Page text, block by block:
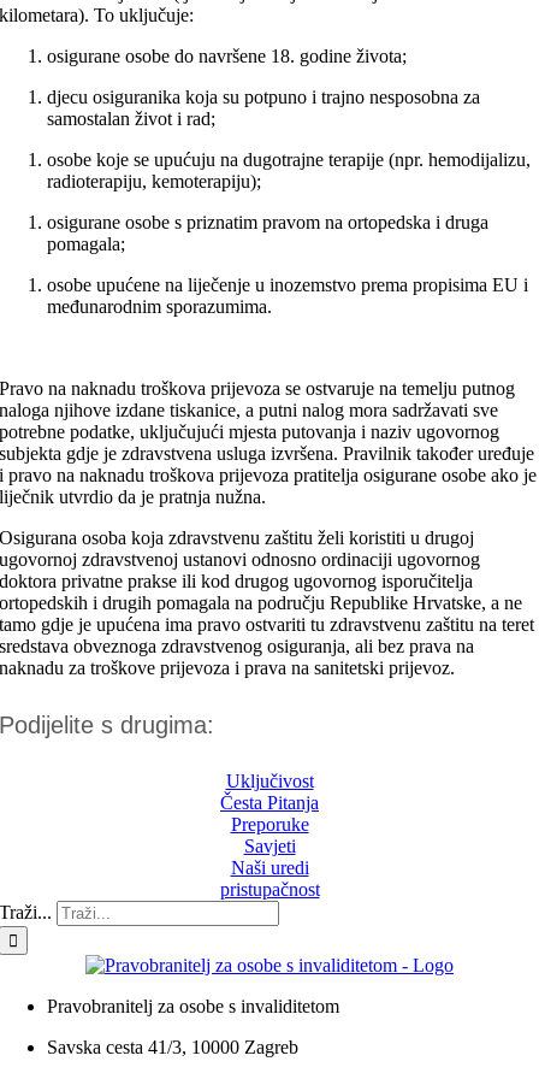
kilometara). To uključuje:
osigurane osobe do navršene 18. godine života;
djecu osiguranika koja su potpuno i trajno nesposobna za
samostalan život i rad;
osobe koje se upućuju na dugotrajne terapije (npr. hemodijalizu,
radioterapiju, kemoterapiju);
osigurane osobe s priznatim pravom na ortopedska i druga
pomagala;
osobe upućene na liječenje u inozemstvo prema propisima EU i
međunarodnim sporazumima.
Pravo na naknadu troškova prijevoza se ostvaruje na temelju putnog
naloga njihove izdane tiskanice, a putni nalog mora sadržavati sve
potrebne podatke, uključujući mjesta putovanja i naziv ugovornog
subjekta gdje je zdravstvena usluga izvršena. Pravilnik također uređuje
i pravo na naknadu troškova prijevoza pratitelja osigurane osobe ako je
liječnik utvrdio da je pratnja nužna.
Osigurana osoba koja zdravstvenu zaštitu želi koristiti u drugoj
ugovornoj zdravstvenoj ustanovi odnosno ordinaciji ugovornog
doktora privatne prakse ili kod drugog ugovornog isporučitelja
ortopedskih i drugih pomagala na području Republike Hrvatske, a ne
tamo gdje je upućena ima pravo ostvariti tu zdravstvenu zaštitu na teret
sredstava obveznoga zdravstvenog osiguranja, ali bez prava na
naknadu za troškove prijevoza i prava na sanitetski prijevoz.
Podijelite s drugima:
Uključivost
Česta Pitanja
Preporuke
Savjeti
Naši uredi
pristupačnost
Traži...
Pravobranitelj za osobe s invaliditetom
Savska cesta 41/3, 10000 Zagreb